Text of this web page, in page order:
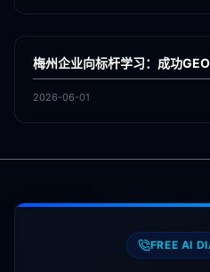
GEO
梅州企业向标杆学习：成功
2026-06-01
FREE AI